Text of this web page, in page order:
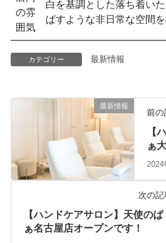
の雰
囲気
白を基調とした落ち着い
ばすような非日常な空間を
カテゴリー 最新情報
最新情報
前の
【
ぁ
2024
次の記
【ハンドケアサロン】天使のぱ
ぁ名古屋店オープンです！